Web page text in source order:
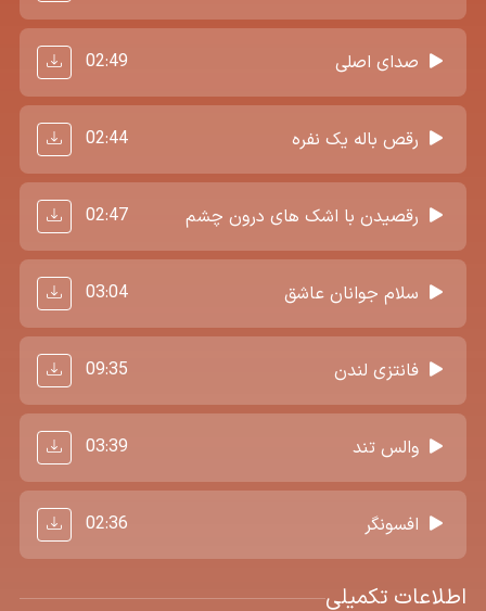
صدای اصلی 02:49
رقص باله یک نفره 02:44
رقصیدن با اشک های درون چشم 02:47
سلام جوانان عاشق 03:04
فانتزی لندن 09:35
والس تند 03:39
افسونگر 02:36
اطلاعات تکمیلی